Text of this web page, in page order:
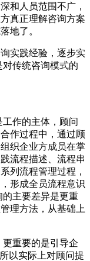
和人员范围不广，
真正理解咨询方案
地了。
实践经验，逐步实
对传统咨询模式的
作的主体，顾问
作过程中，通过顾
织企业方成员在掌
流程描述、流程串
列流程管理过程，
形成全员流程意识
的主要差异是更重
理方法，从基础上
重要的是引导企
以实际上对顾问提